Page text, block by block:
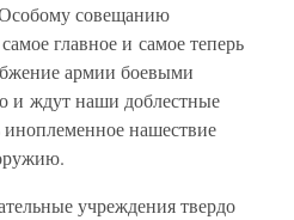
совещанию
главное и самое теперь
армии боевыми
и ждут наши доблестные
иноплеменное нашествие
учреждения твердо